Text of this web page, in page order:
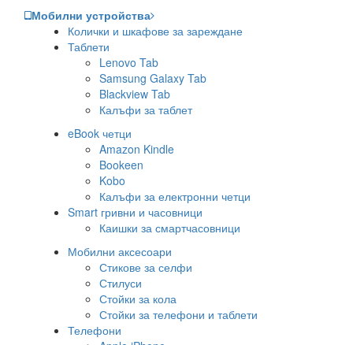
Мобилни устройства
Колички и шкафове за зареждане
Таблети
Lenovo Tab
Samsung Galaxy Tab
Blackview Tab
Калъфи за таблет
eBook четци
Amazon Kindle
Bookeen
Kobo
Калъфи за електронни четци
Smart гривни и часовници
Каишки за смартчасовници
Мобилни аксесоари
Стикове за селфи
Стилуси
Стойки за кола
Стойки за телефони и таблети
Телефони